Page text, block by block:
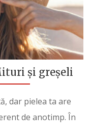
și greșeli
dar pielea ta are
de anotimp. În